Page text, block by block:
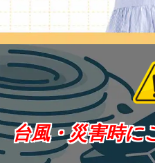
台風・災害時に